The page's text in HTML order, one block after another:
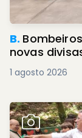
B.
novas
1 agosto 2026